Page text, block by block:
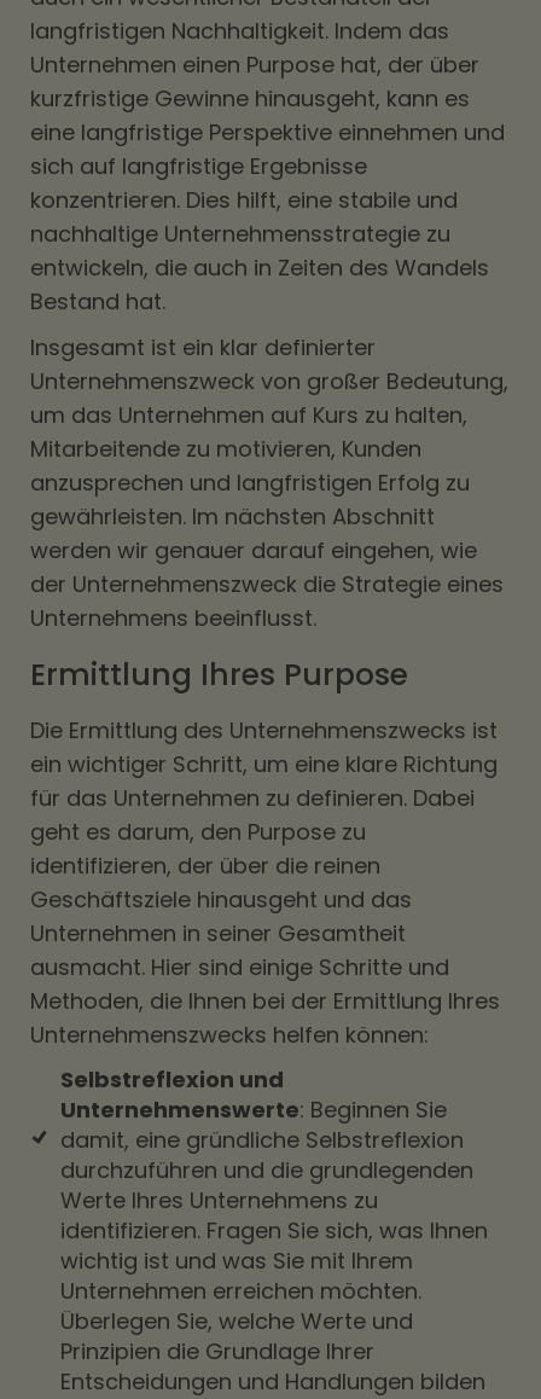
langfristigen Nachhaltigkeit. Indem das
Unternehmen einen Purpose hat, der über
kurzfristige Gewinne hinausgeht, kann es
eine langfristige Perspektive einnehmen und
sich auf langfristige Ergebnisse
konzentrieren. Dies hilft, eine stabile und
nachhaltige Unternehmensstrategie zu
entwickeln, die auch in Zeiten des Wandels
Bestand hat.
Insgesamt ist ein klar definierter
Unternehmenszweck von großer Bedeutung,
um das Unternehmen auf Kurs zu halten,
Mitarbeitende zu motivieren, Kunden
anzusprechen und langfristigen Erfolg zu
gewährleisten. Im nächsten Abschnitt
werden wir genauer darauf eingehen, wie
der Unternehmenszweck die Strategie eines
Unternehmens beeinflusst.
Ermittlung Ihres Purpose
Die Ermittlung des Unternehmenszwecks ist
ein wichtiger Schritt, um eine klare Richtung
für das Unternehmen zu definieren. Dabei
geht es darum, den Purpose zu
identifizieren, der über die reinen
Geschäftsziele hinausgeht und das
Unternehmen in seiner Gesamtheit
ausmacht. Hier sind einige Schritte und
Methoden, die Ihnen bei der Ermittlung Ihres
Unternehmenszwecks helfen können:
Selbstreflexion und
Unternehmenswerte: Beginnen Sie
damit, eine gründliche Selbstreflexion
durchzuführen und die grundlegenden
Werte Ihres Unternehmens zu
identifizieren. Fragen Sie sich, was Ihnen
wichtig ist und was Sie mit Ihrem
Unternehmen erreichen möchten.
Überlegen Sie, welche Werte und
Prinzipien die Grundlage Ihrer
Entscheidungen und Handlungen bilden